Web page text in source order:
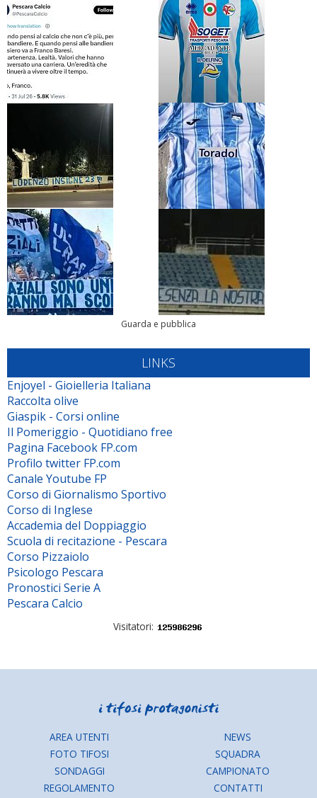
Guarda e pubblica
LINKS
Enjoyel - Gioielleria Italiana
Raccolta olive
Giaspik - Corsi online
Il Pomeriggio - Quotidiano free
Pagina Facebook FP.com
Profilo twitter FP.com
Canale Youtube FP
Corso di Giornalismo Sportivo
Corso di Inglese
Accademia del Doppiaggio
Scuola di recitazione - Pescara
Corso Pizzaiolo
Psicologo Pescara
Pronostici Serie A
Pescara Calcio
Visitatori:
AREA UTENTI
FOTO TIFOSI
SONDAGGI
REGOLAMENTO
NEWS
SQUADRA
CAMPIONATO
CONTATTI